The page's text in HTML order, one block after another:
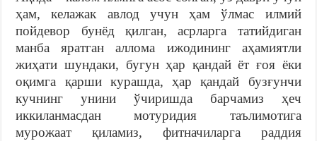
ҳам, келажак авлод учун ҳам ўлмас илмий
пойдевор бунёд қилган, асрларга татийдиган
манба яратган аллома ижодининг аҳамиятли
жиҳати шундаки, бугун ҳар қандай ёт ғоя ёки
оқимга қарши курашда, ҳар қандай бузғунчи
кучнинг унини ўчиришда барчамиз ҳеч
иккиланмасдан мотуридия таълимотига
мурожаат қиламиз, фитначиларга раддия